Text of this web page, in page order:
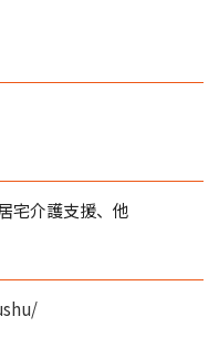
宅介護支援、他